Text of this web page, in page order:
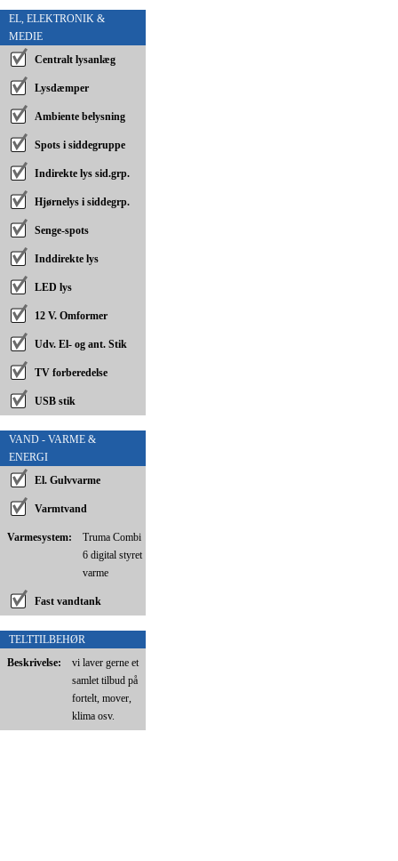
EL, ELEKTRONIK &
MEDIE
Centralt lysanlæg
Lysdæmper
Ambiente belysning
Spots i siddegruppe
Indirekte lys sid.grp.
Hjørnelys i siddegrp.
Senge-spots
Inddirekte lys
LED lys
12 V. Omformer
Udv. El- og ant. Stik
TV forberedelse
USB stik
VAND - VARME &
ENERGI
El. Gulvvarme
Varmtvand
Varmesystem:
Truma Combi
6 digital styret
varme
Fast vandtank
TELTTILBEHØR
Beskrivelse:
vi laver gerne et
samlet tilbud på
fortelt, mover,
klima osv.